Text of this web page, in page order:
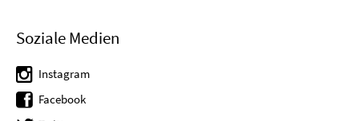
Soziale Medien
Instagram
Facebook